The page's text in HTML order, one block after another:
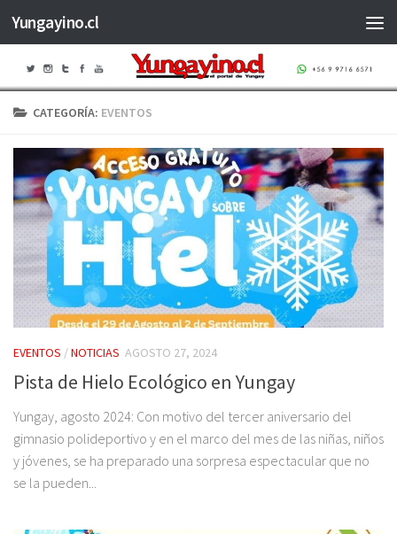
Saltar al contenido
Yungayino.cl
CATEGORÍA: EVENTOS
EVENTOS /NOTICIAS AGOSTO 27, 2024
Pista de Hielo Ecológico en Yungay
Yungay, agosto 2024: Con motivo del tercer aniversario del
gimnasio polideportivo y en el marco del mes de las niñas, niños
y jóvenes, se ha preparado una sorpresa espectacular que no
se la pueden...